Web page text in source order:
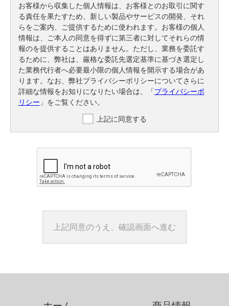
お客様から収集した個人情報は、お客様とのお取引に関す
る責任を果たすため、新しい製品やサービスの開発、それ
らをご案内、ご提供するために使われます。お客様の個人
情報は、ご本人の同意を得ずに第三者に対してそれらの情
報のを提供することはありません。ただし、業務を委託す
るために、弊社は、厳格な委託先選定基準に基づき選定し
た業務代行者へ必要最小限の個人情報を開示する場合があ
ります。なお、弊社プライバシーポリシーについてさらに
詳細な情報をお知りになりたい場合は、「プライバシーポ
リシー 」をご覧ください。
上記に同意する